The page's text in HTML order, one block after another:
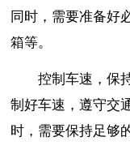
同时，需要准备好
箱等。
控制车速，保
制好车速，遵守交
时，需要保持足够